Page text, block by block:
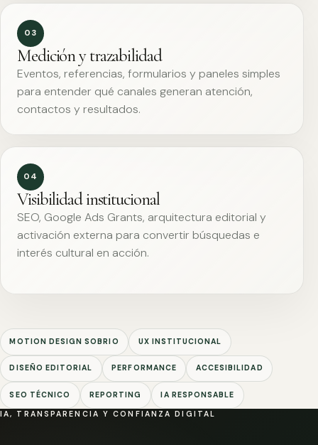
03
Medición y trazabilidad
Eventos, referencias, formularios y paneles simples
para entender qué canales generan atención,
contactos y resultados.
04
Visibilidad institucional
SEO, Google Ads Grants, arquitectura editorial y
activación externa para convertir búsquedas e
interés cultural en acción.
MOTION DESIGN SOBRIO UX INSTITUCIONAL
DISEÑO EDITORIAL PERFORMANCE ACCESIBILIDAD
SEO TÉCNICO REPORTING IA RESPONSABLE
IA, TRANSPARENCIA Y CONFIANZA DIGITAL